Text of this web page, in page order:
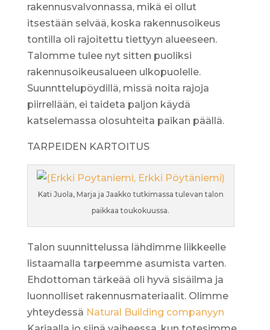
rakennusvalvonnassa, mikä ei ollut
itsestään selvää, koska rakennusoikeus
tontilla oli rajoitettu tiettyyn alueeseen.
Talomme tulee nyt sitten puoliksi
rakennusoikeusalueen ulkopuolelle.
Suunnttelupöydillä, missä noita rajoja
piirrellään, ei taideta paljon käydä
katselemassa olosuhteita paikan päällä.
TARPEIDEN KARTOITUS
Kati Juola, Marja ja Jaakko tutkimassa tulevan talon
paikkaa toukokuussa.
Talon suunnittelussa lähdimme liikkeelle
listaamalla tarpeemme asumista varten.
Ehdottoman tärkeää oli hyvä sisäilma ja
luonnolliset rakennusmateriaalit. Olimme
yhteydessä Natural Building companyyn